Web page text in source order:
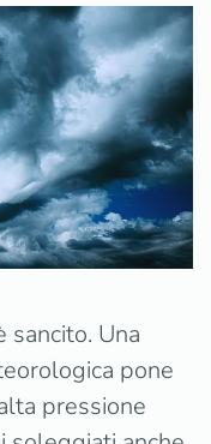
sancito. Una
pone
pressione